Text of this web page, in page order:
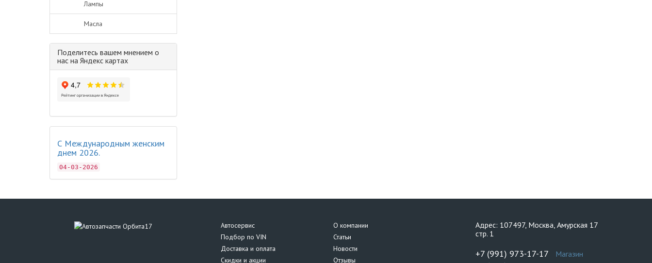
Лампы
Масла
Поделитесь вашем мнением о
нас на Яндекс картах
С Международным женским
днем 2026.
04-03-2026
Автосервис
Подбор по VIN
Доставка и оплата
Скидки и акции
О компании
Статьи
Новости
Отзывы
Адрес: 107497, Москва, Амурская 17
стр. 1
+7 (991) 973-17-17 Магазин